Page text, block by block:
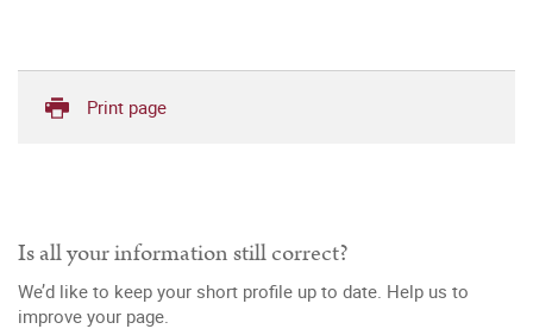
Print page
Is all your information still correct?
We’d like to keep your short profile up to date. Help us to
improve your page.